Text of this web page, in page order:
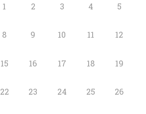
1 2 3 4 5
8 9 10 11 12
15 16 17 18 19
22 23 24 25 26